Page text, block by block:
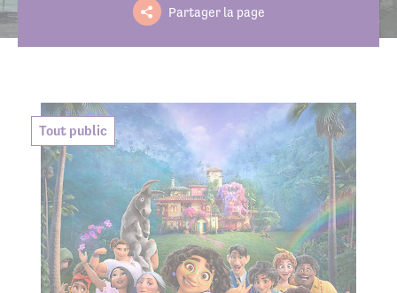
Partager la page
Tout public